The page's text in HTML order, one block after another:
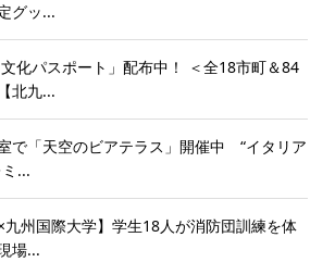
グッ...
化パスポート」配布中！ ＜全18市町＆84
北九...
で「天空のビアテラス」開催中 “イタリア
...
九州国際大学】学生18人が消防団訓練を体
場...